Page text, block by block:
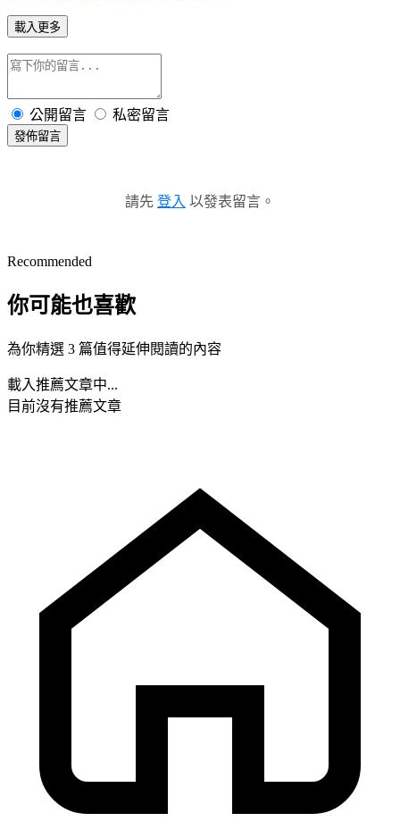
載入更多
公開留言 私密留言
發佈留言
請先 登入 以發表留言。
Recommended
你可能也喜歡
為你精選 3 篇值得延伸閱讀的內容
載入推薦文章中...
目前沒有推薦文章